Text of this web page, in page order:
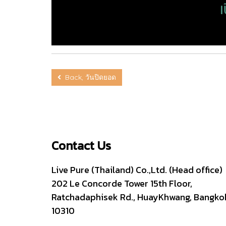
Back, วันปิดยอด
Contact Us
Live Pure (Thailand) Co.,Ltd. (Head office)
202 Le Concorde Tower 15th Floor,
Ratchadaphisek Rd., HuayKhwang,
10310